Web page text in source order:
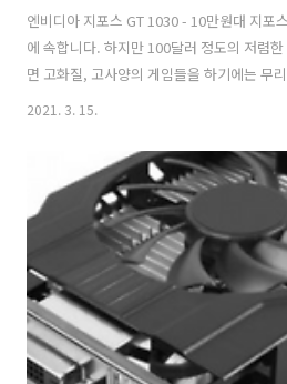
엔비디아 지포스 GT 1030 - 10만원대 지포
에 속합니다. 하지만 100달러 정도의 저렴
면 고화질, 고사양의 게임들을 하기에는 무
12 또는 Vulkan과 같은 그래픽 프로그래밍
드럽게 만들고 싶다면 GT 1030 기반 카드
라인은 더 인기 있는 지포스 GTX 모델보다
량이 적고 디자인이 컴팩트한 시스템에 적
임용 그래픽 카드와 달리 1030 기반 카드
할 수 있으며, 단일 팬만 있으면 되기 때문에
2021. 3. 15.